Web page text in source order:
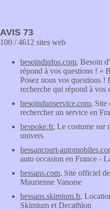
AVIS 73
100 / 4612 sites web
besoindinfos.com, Besoin
répond à vos questions ! «
Posez nous vos questions
recherche qui répond à vos
besoindunservice.com, Site
rechercher un service en
bespoke.fr, Le costume sur
univers
bessancourt-
auto occasion en France -
bessans.com, Site officiel
Maurienne Vanoise
bessans.skimium.fr,
Skimium et Decathlon